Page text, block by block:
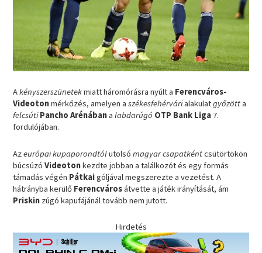
Akényszerszünetekmiatt háromórásra nyúlt a Ferencváros-
Videotonmérkőzés, amelyen aszékesfehérvárialakulatgyőzötta
felcsútiPancho Arénábanalabdarúgó OTP Bank Liga 7.
fordulójában.
Azeurópai kupaporondtólutolsómagyar csapatkéntcsütörtökön
búcsúzóVideotonkezdte jobban a találkozót és egy formás
támadás végén Pátkaigóljával megszerezte a vezetést. A
hátrányba kerülő Ferencvárosátvette a játék irányítását, ám
Priskin zúgó kapufájánál tovább nem jutott.
Hirdetés